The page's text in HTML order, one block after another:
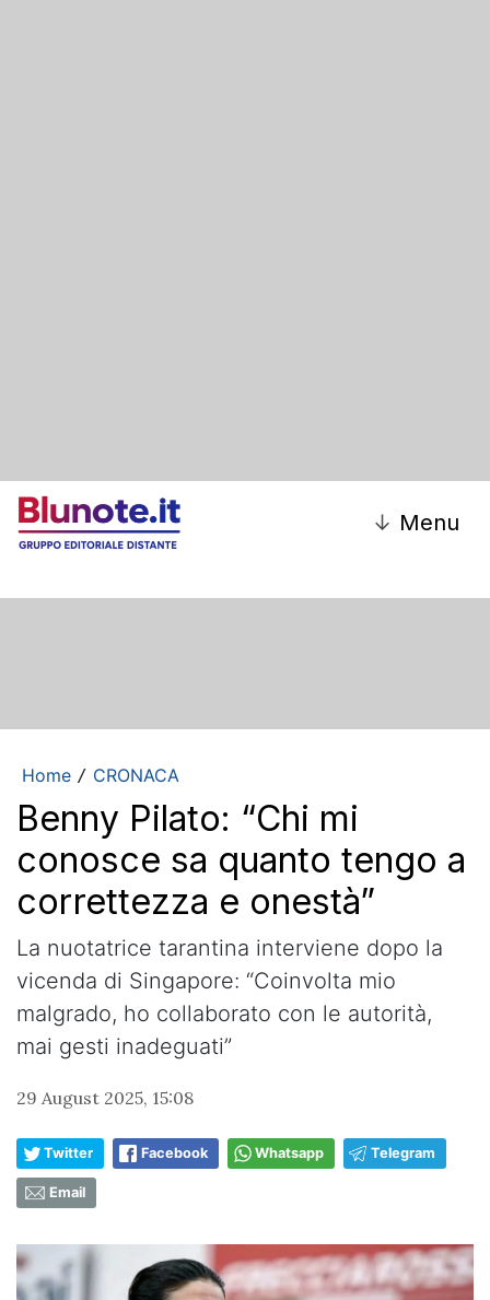
↓ Menu
Home / CRONACA
Benny Pilato: “Chi mi
conosce sa quanto tengo a
correttezza e onestà”
La nuotatrice tarantina interviene dopo la
vicenda di Singapore: “Coinvolta mio
malgrado, ho collaborato con le autorità,
mai gesti inadeguati”
29 August 2025, 15:08
Twitter Facebook Whatsapp Telegram
Email